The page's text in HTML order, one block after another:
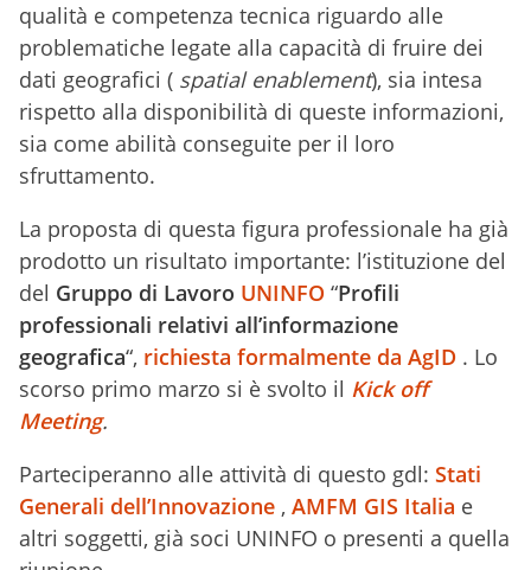
qualità e competenza tecnica riguardo alle
problematiche legate alla capacità di fruire dei
dati geografici ( spatial enablement), sia intesa
rispetto alla disponibilità di queste informazioni,
sia come abilità conseguite per il loro
sfruttamento.
La proposta di questa figura professionale ha già
prodotto un risultato importante: l’istituzione del
del Gruppo di Lavoro UNINFO “Profili
professionali relativi all’informazione
geografica“, richiesta formalmente da AgID . Lo
scorso primo marzo si è svolto il Kick off
Meeting.
Parteciperanno alle attività di questo gdl: Stati
Generali dell’Innovazione , AMFM GIS Italia e
altri soggetti, già soci UNINFO o presenti a quella